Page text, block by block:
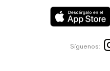
Síguenos: